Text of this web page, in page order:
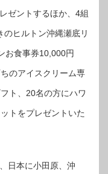
ゼントするほか、4組
ヒルトン沖縄瀬底リ
お食事券10,000円
のアイスクリーム専
ト、20名の方にハワ
トをプレゼントいた
日本に小田原、沖